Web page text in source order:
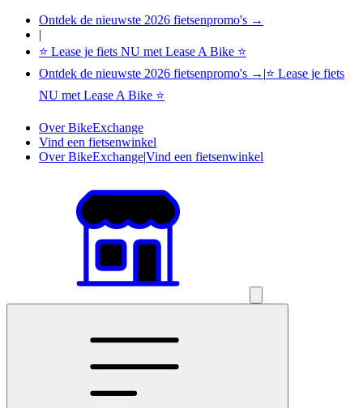
Ontdek de nieuwste 2026 fietsenpromo's →
|
⭐ Lease je fiets NU met Lease A Bike ⭐
Ontdek de nieuwste 2026 fietsenpromo's → |⭐ Lease je fiets
NU met Lease A Bike ⭐
Over BikeExchange
Vind een fietsenwinkel
Over BikeExchange|Vind een fietsenwinkel